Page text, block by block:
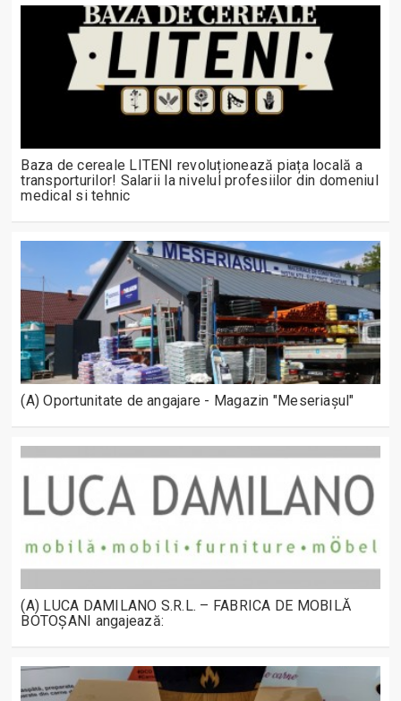
Baza de cereale LITENI revoluționează piața locală a
transporturilor! Salarii la nivelul profesiilor din domeniul
medical si tehnic
(A) Oportunitate de angajare - Magazin "Meseriașul"
(A) LUCA DAMILANO S.R.L. – FABRICA DE MOBILĂ
BOTOȘANI angajează: